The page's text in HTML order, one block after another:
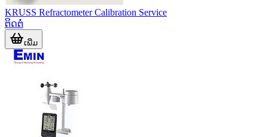
KRUSS Refractometer Calibration Service
ຕິດຕໍ່
ເພີ່ມ